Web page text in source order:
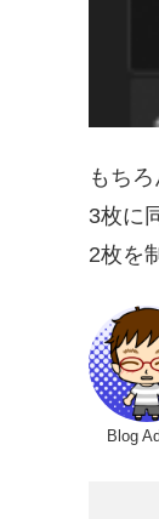
もち
3枚に
2枚を
Blog